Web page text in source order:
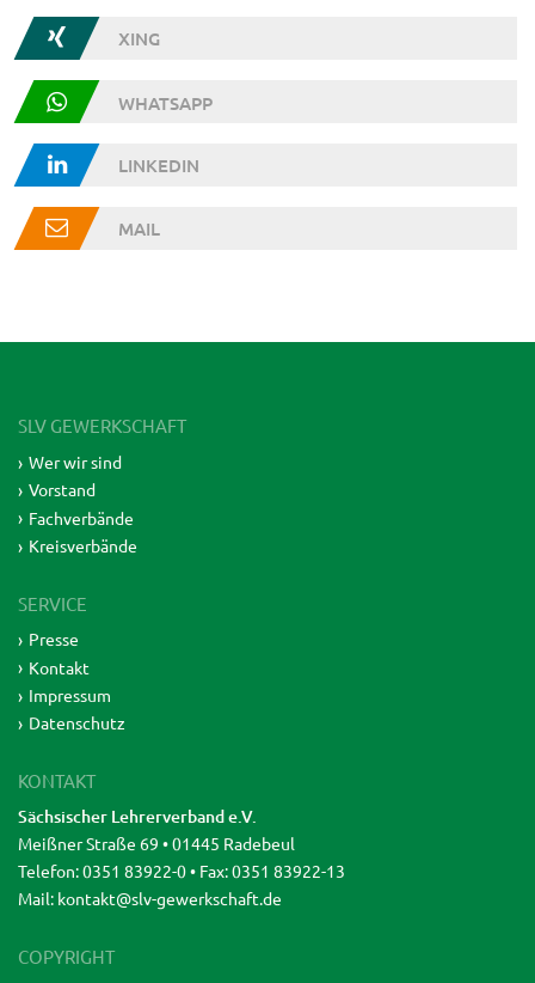
XING
WHATSAPP
LINKEDIN
MAIL
SLV GEWERKSCHAFT
Wer wir sind
Vorstand
Fachverbände
Kreisverbände
SERVICE
Presse
Kontakt
Impressum
Datenschutz
KONTAKT
Sächsischer Lehrerverband e.V.
Meißner Straße 69 • 01445 Radebeul
Telefon: 0351 83922-0 • Fax: 0351 83922-13
Mail: kontakt@slv-gewerkschaft.de
COPYRIGHT